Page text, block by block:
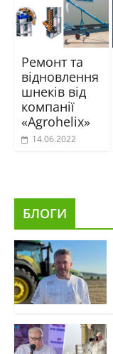
Ремонт та
відновлення
шнеків від
компанії
«Agrohelix»
14.06.2022
БЛОГИ